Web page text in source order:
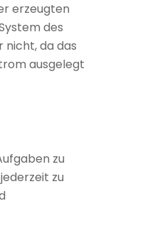
erzeugten
des
nicht, da das
ausgelegt
zu
zu